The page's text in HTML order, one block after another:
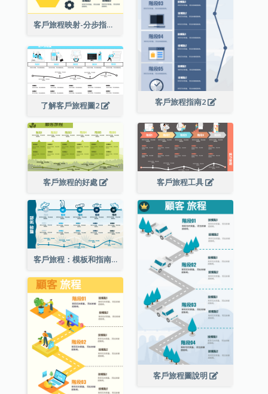
客戶旅程映射-分步指南
客戶旅程指南2
了解客戶旅程圖2
客戶旅程的好處 客戶旅程工具
客戶旅程：模板和指南
客戶旅程圖說明